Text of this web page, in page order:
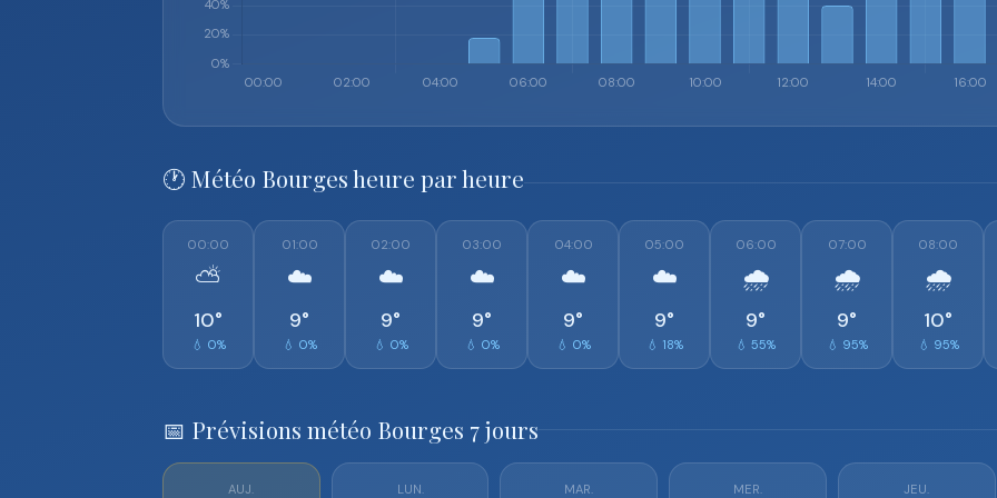
🕐 Météo Bourges heure par heure
00:00
⛅
10°
💧 0%
01:00
☁️
9°
💧 0%
02:00
☁️
9°
💧 0%
03:00
☁️
9°
💧 0%
04:00
☁️
9°
💧 0%
05:00
☁️
9°
💧 18%
06:00
🌧️
9°
💧 55%
07:00
🌧️
9°
💧 95%
08:00
🌧️
10°
💧 95%
📅 Prévisions météo Bourges 7 jours
AUJ. LUN. MAR. MER. JEU.